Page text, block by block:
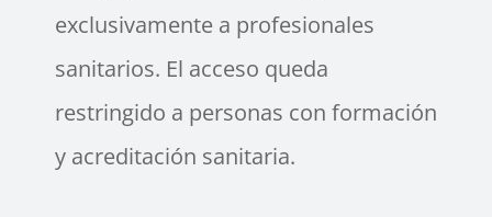
exclusivamente a profesionales
sanitarios. El acceso queda
restringido a personas con formación
y acreditación sanitaria.